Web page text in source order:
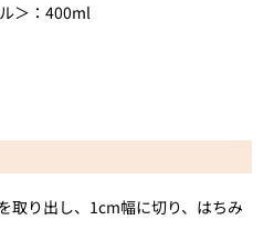
＞：400ml
取り出し、1cm幅に切り、はちみ